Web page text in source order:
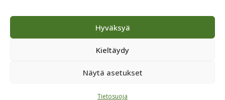
Hyväksyä
Kieltäydy
Näytä asetukset
Tietosuoja
Tilaa Citymark-uutiskirje
JULKAISIJA